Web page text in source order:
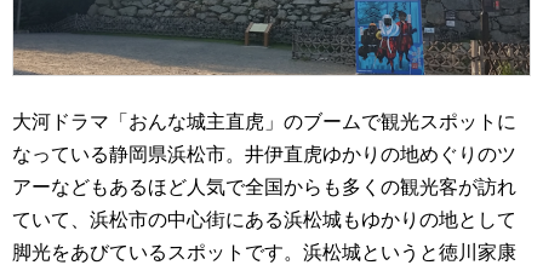
大河ドラマ「おんな城主直虎」のブームで観光スポットに
なっている静岡県浜松市。井伊直虎ゆかりの地めぐりのツ
アーなどもあるほど人気で全国からも多くの観光客が訪れ
ていて、浜松市の中心街にある浜松城もゆかりの地として
脚光をあびているスポットです。浜松城というと徳川家康